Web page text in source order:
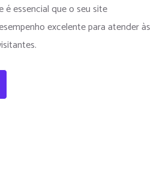
é essencial que o seu site
excelente para atender às